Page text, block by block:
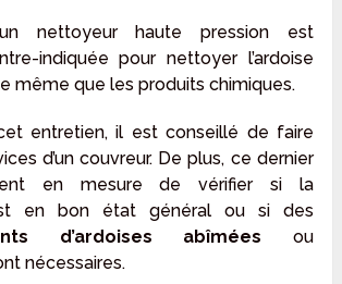
nettoyeur haute pression est
indiquée pour nettoyer l’ardoise
même que les produits chimiques.
entretien, il est conseillé de faire
d’un couvreur. De plus, ce dernier
en mesure de vérifier si la
en bon état général ou si des
d’ardoises abîmées ou
nécessaires.